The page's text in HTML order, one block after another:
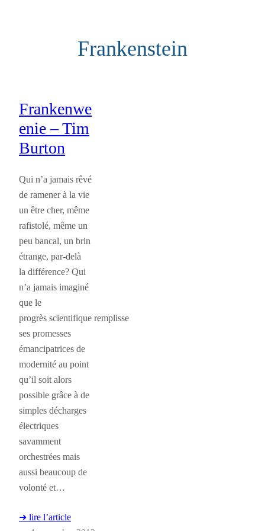
Frankenstein
Frankenwe
enie – Tim
Burton
Qui n’a jamais rêvé
de ramener à la vie
un être cher, même
rafistolé, même un
peu bancal, un brin
étrange, par-delà
la différence? Qui
n’a jamais imaginé
que le
progrès scientifique remplisse
ses promesses
émancipatrices de
modernité au point
qu’il soit alors
possible grâce à de
simples décharges
électriques
savamment
orchestrées mais
aussi beaucoup de
volonté et…
➜ lire l’article